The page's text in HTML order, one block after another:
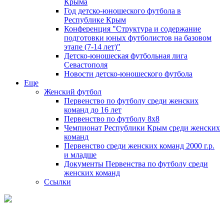
Крыма
Год детско-юношеского футбола в
Республике Крым
Конференция "Структура и содержание
подготовки юных футболистов на базовом
этапе (7-14 лет)"
Детско-юношеская футбольная лига
Севастополя
Новости детско-юношеского футбола
Еще
Женский футбол
Первенство по футболу среди женских
команд до 16 лет
Первенство по футболу 8х8
Чемпионат Республики Крым среди женских
команд
Первенство среди женских команд 2000 г.р.
и младше
Документы Первенства по футболу среди
женских команд
Ссылки